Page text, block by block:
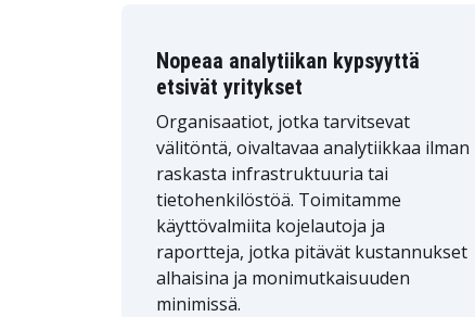
Nopeaa analytiikan kypsyyttä
etsivät yritykset
Organisaatiot, jotka tarvitsevat
välitöntä, oivaltavaa analytiikkaa ilman
raskasta infrastruktuuria tai
tietohenkilöstöä. Toimitamme
käyttövalmiita kojelautoja ja
raportteja, jotka pitävät kustannukset
alhaisina ja monimutkaisuuden
minimissä.